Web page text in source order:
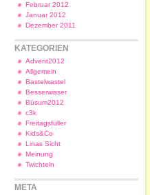
Februar 2012
Januar 2012
Dezember 2011
KATEGORIEN
Advent2012
Allgemein
Bastelwastel
Besserwisser
Büsum2012
c3k
Freitagsfüller
Kids&Co
Linas Sicht
Meinung
Twichteln
META